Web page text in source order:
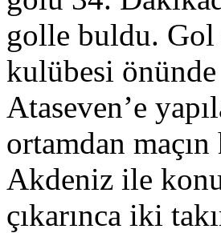
golle buldu. Gol
kulübesi
Ataseven’e
ortamdan
Akdeniz ile
çıkarınca iki